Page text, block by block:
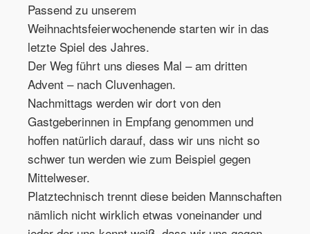
Passend zu unserem
Weihnachtsfeierwochenende starten wir in das
letzte Spiel des Jahres.
Der Weg führt uns dieses Mal – am dritten
Advent – nach Cluvenhagen.
Nachmittags werden wir dort von den
Gastgeberinnen in Empfang genommen und
hoffen natürlich darauf, dass wir uns nicht so
schwer tun werden wie zum Beispiel gegen
Mittelweser.
Platztechnisch trennt diese beiden Mannschaften
nämlich nicht wirklich etwas voneinander und